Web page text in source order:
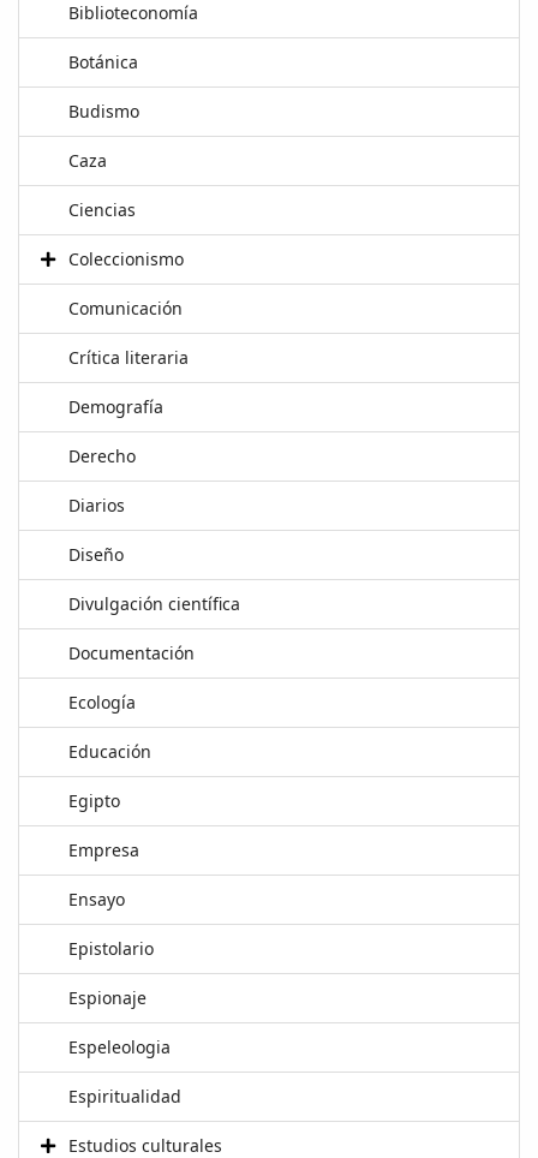
Biblioteconomía
Botánica
Budismo
Caza
Ciencias
Coleccionismo
Comunicación
Crítica literaria
Demografía
Derecho
Diarios
Diseño
Divulgación científica
Documentación
Ecología
Educación
Egipto
Empresa
Ensayo
Epistolario
Espionaje
Espeleologia
Espiritualidad
Estudios culturales